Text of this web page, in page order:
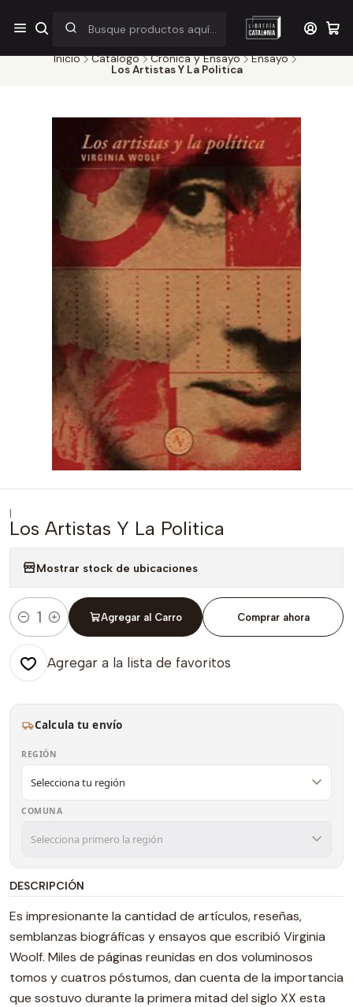
¡Por pocos días! Despacho a $1.000 en RM por compras sobre
$38.000
Inicio Catálogo Crónica y Ensayo
Ensayo
Los Artistas Y La Politica
|
Los Artistas Y La Politica
Mostrar stock de ubicaciones
Cantidad
Agregar al Carro Comprar ahora
Agregar a la lista de favoritos
Calcula tu envío
REGIÓN
COMUNA
DESCRIPCIÓN
Es impresionante la cantidad de artículos, reseñas,
semblanzas biográficas y ensayos que escribió Virginia
Woolf. Miles de páginas reunidas en dos voluminosos
tomos y cuatros póstumos, dan cuenta de la importancia
que sostuvo durante la primera mitad del siglo XX esta